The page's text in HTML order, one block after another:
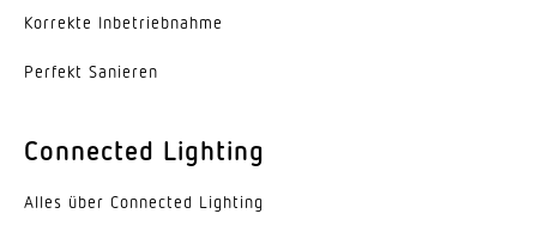
50000 Std
Lebensdauer LED L70B50 (25°)
Korrekte Inbe­trieb­nahme
Perfekt Sanieren
Connected Lighting
Alles über Connected Lighting